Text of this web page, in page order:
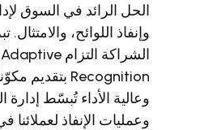
الرائد في السوق لإدارة المواقف،
اللوائح، والامتثال. تبرز هذه
الشراكة التزام Adaptive
Recognition بتقديم مكوّنات مبتكرة
الأداء تُبسّط إدارة المواقف
الإنفاذ لعملائنا في المملكة